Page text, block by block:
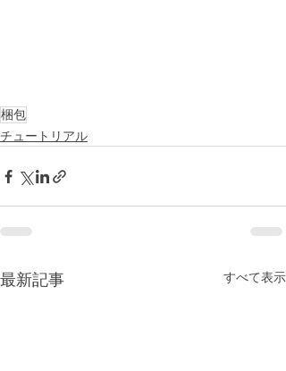
梱包
チュートリアル
最新記事 すべて表示